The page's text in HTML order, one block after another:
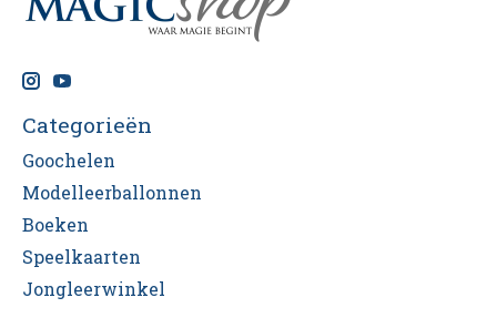
Categorieën
Goochelen
Modelleerballonnen
Boeken
Speelkaarten
Jongleerwinkel